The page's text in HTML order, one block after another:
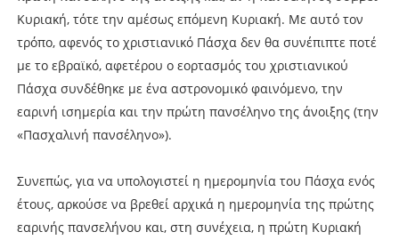
Κυριακή, τότε την αμέσως επόμενη Κυριακή. Με αυτό τον
τρόπο, αφενός το χριστιανικό Πάσχα δεν θα συνέπιπτε ποτέ
με το εβραϊκό, αφετέρου ο εορτασμός του χριστιανικού
Πάσχα συνδέθηκε με ένα αστρονομικό φαινόμενο, την
εαρινή ισημερία και την πρώτη πανσέληνο της άνοιξης (την
«Πασχαλινή πανσέληνο»).
Συνεπώς, για να υπολογιστεί η ημερομηνία του Πάσχα ενός
έτους, αρκούσε να βρεθεί αρχικά η ημερομηνία της πρώτης
εαρινής πανσελήνου και, στη συνέχεια, η πρώτη Κυριακή